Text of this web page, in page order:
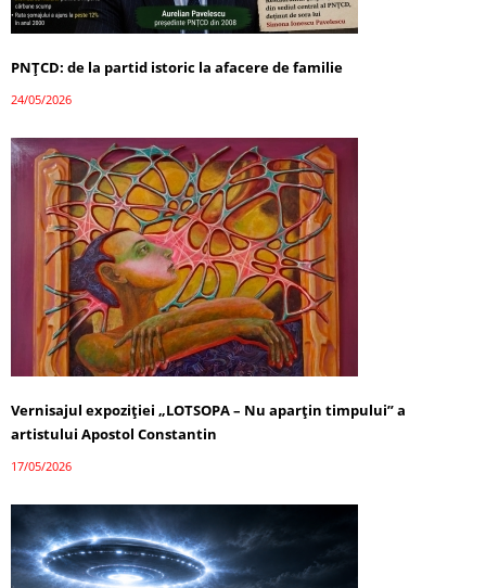
PNȚCD: de la partid istoric la afacere de familie
24/05/2026
Vernisajul expoziției „LOTSOPA – Nu aparțin timpului” a
artistului Apostol Constantin
17/05/2026